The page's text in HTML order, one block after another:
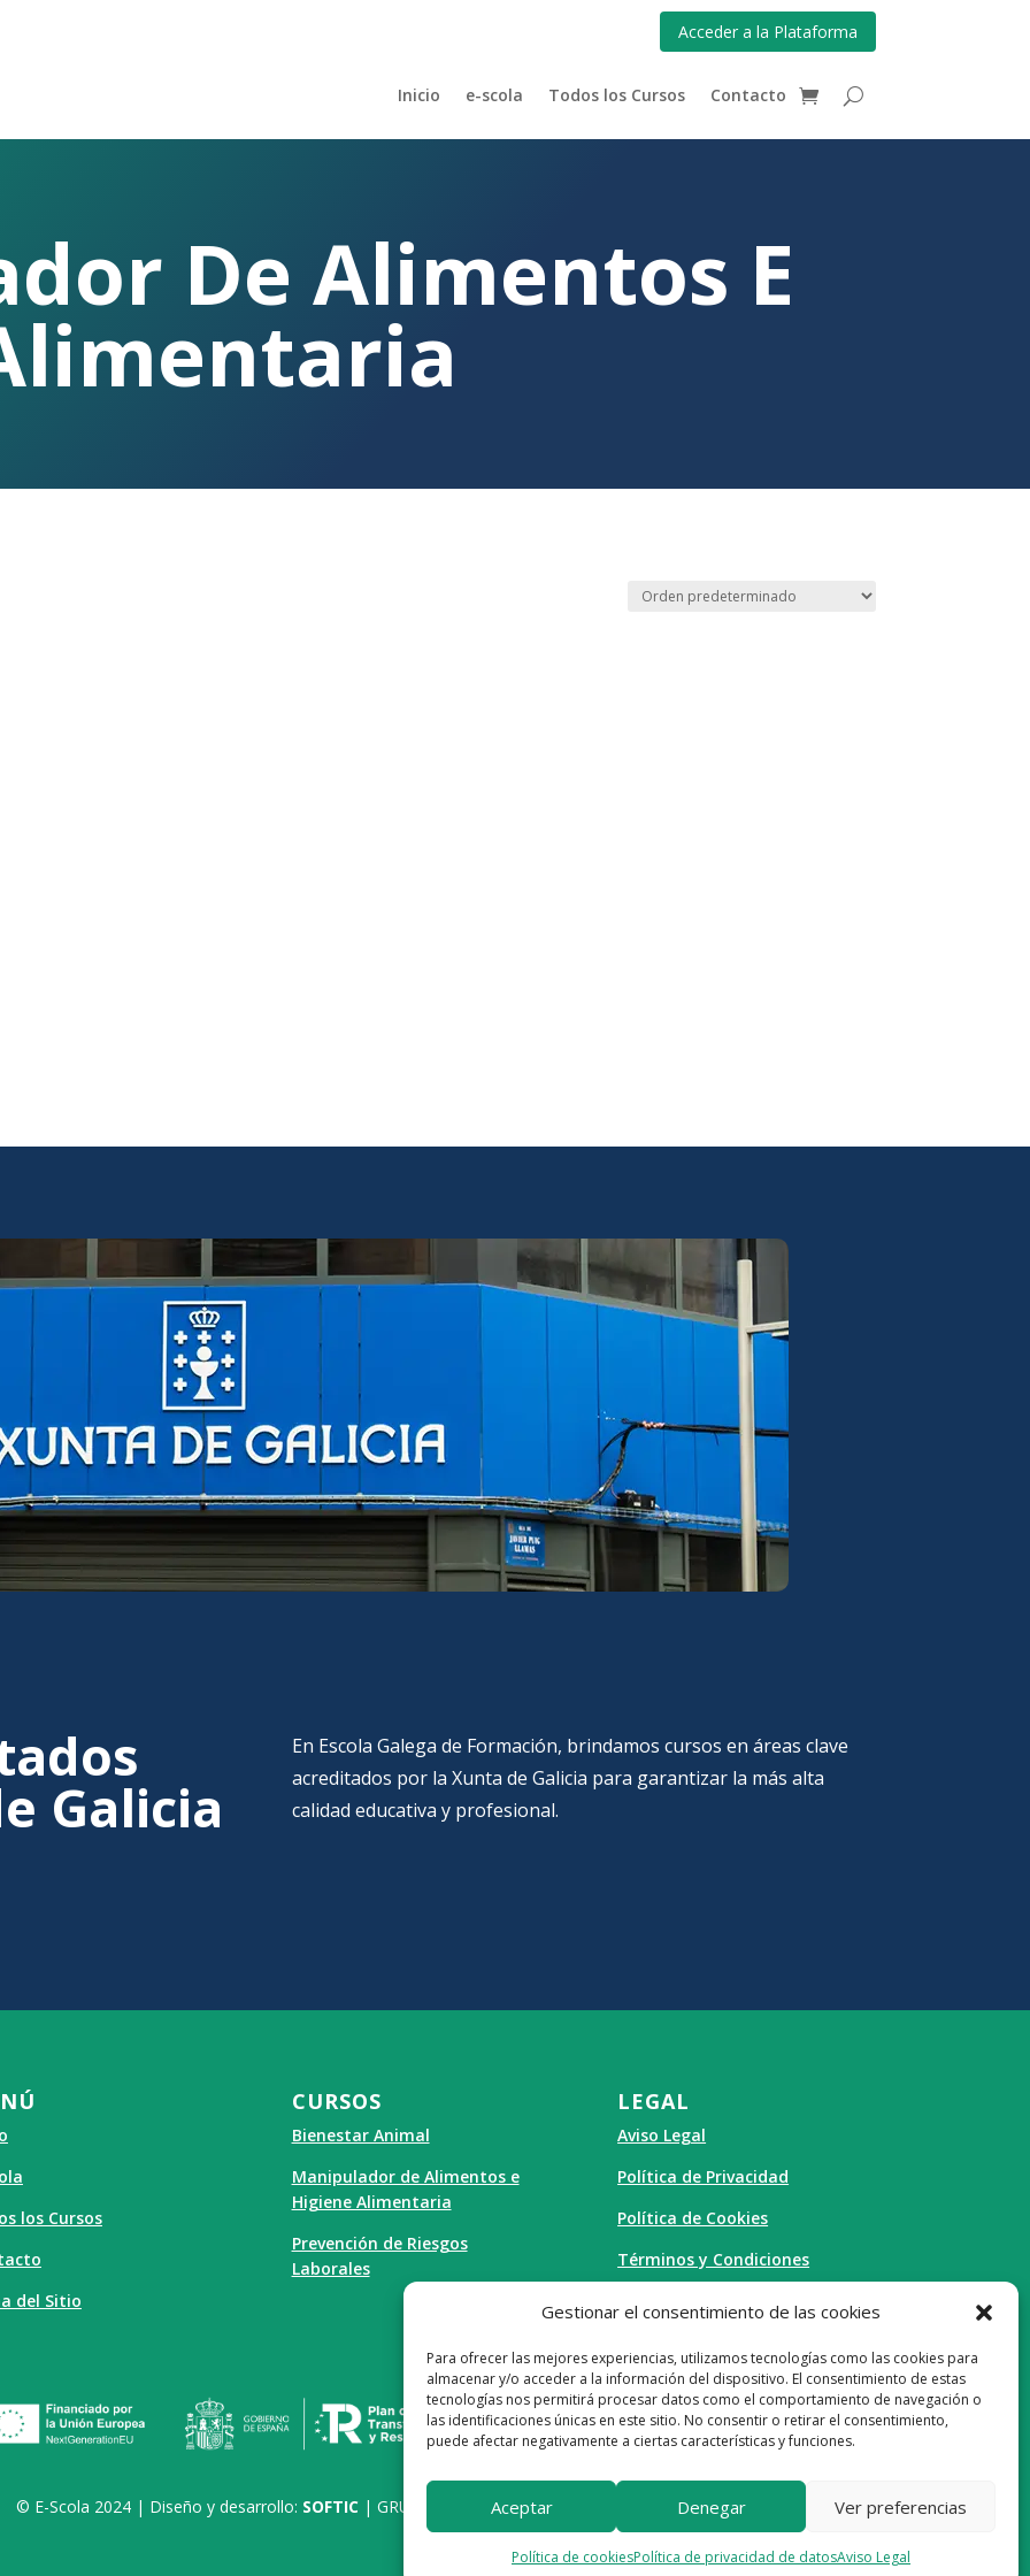
Gestionar el consentimiento de las cookies
Para ofrecer las mejores experiencias, utilizamos tecnologías como las cookies para
almacenar y/o acceder a la información del dispositivo. El consentimiento de estas
tecnologías nos permitirá procesar datos como el comportamiento de navegación o
las identificaciones únicas en este sitio. No consentir o retirar el consentimiento,
puede afectar negativamente a ciertas características y funciones.
Aceptar Denegar Ver preferencias
Política de cookiesPolítica de privacidad de datosAviso Legal
Acceder a la Plataforma
Inicio e-scola Todos los Cursos Contacto
De Alimentos E
Galicia
En Escola Galega de Formación, brindamos cursos en áreas clave
acreditados por la Xunta de Galicia para garantizar la más alta
calidad educativa y profesional.
los Cursos
del Sitio
CURSOS
Bienestar Animal
Manipulador de Alimentos e
Higiene Alimentaria
Prevención de Riesgos
Laborales
LEGAL
Aviso Legal
Política de Privacidad
Política de Cookies
Términos y Condiciones
© E-Scola 2024 | Diseño y desarrollo: SOFTIC | GRUPO ISONOR